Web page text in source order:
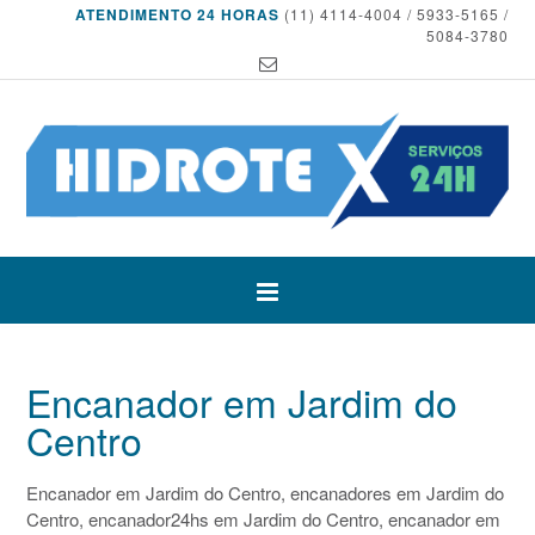
ATENDIMENTO 24 HORAS (11) 4114-4004 / 5933-5165 /
5084-3780
Encanador em Jardim do
Centro
Encanador em Jardim do Centro, encanadores em Jardim do
Centro, encanador24hs em Jardim do Centro, encanador em